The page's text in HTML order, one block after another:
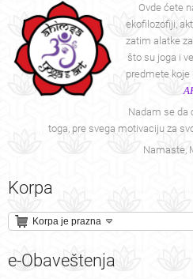
Ovde ćete
ekofilozofiji,
zatim alatke
što su joga i
predmete koje
Nadam se da
toga, pre svega motivaciju za
Namaste,
Korpa
Korpa je prazna
e-Obaveštenja